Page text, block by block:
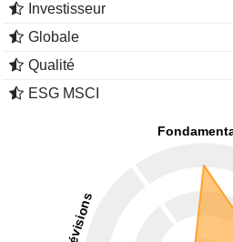
Investisseur
Globale
Qualité
ESG MSCI